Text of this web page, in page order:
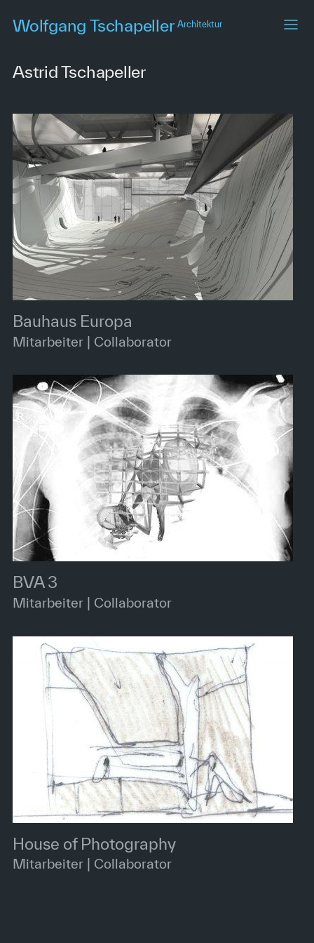
content
Wolfgang TschapellerArchitektur
Astrid Tschapeller
Bauhaus Europa
Mitarbeiter | Collaborator
BVA 3
Mitarbeiter | Collaborator
House of Photography
Mitarbeiter | Collaborator